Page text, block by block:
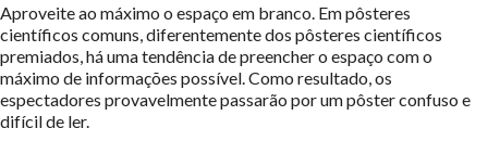
Aproveite ao máximo o espaço em branco. Em pôsteres
científicos comuns, diferentemente dos pôsteres científicos
premiados, há uma tendência de preencher o espaço com o
máximo de informações possível. Como resultado, os
espectadores provavelmente passarão por um pôster confuso e
difícil de ler.